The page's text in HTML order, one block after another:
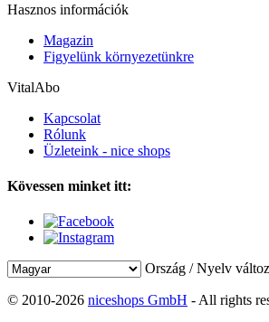
Hasznos információk
Magazin
Figyelünk környezetünkre
VitalAbo
Kapcsolat
Rólunk
Üzleteink - nice shops
Kövessen minket itt:
Ország / Nyelv
© 2010-2026 niceshops GmbH - All rights